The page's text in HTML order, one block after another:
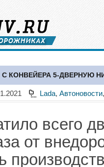
КОНВЕЙЕРА 5-ДВЕРНУЮ
Lada, Автоновости
всего
от